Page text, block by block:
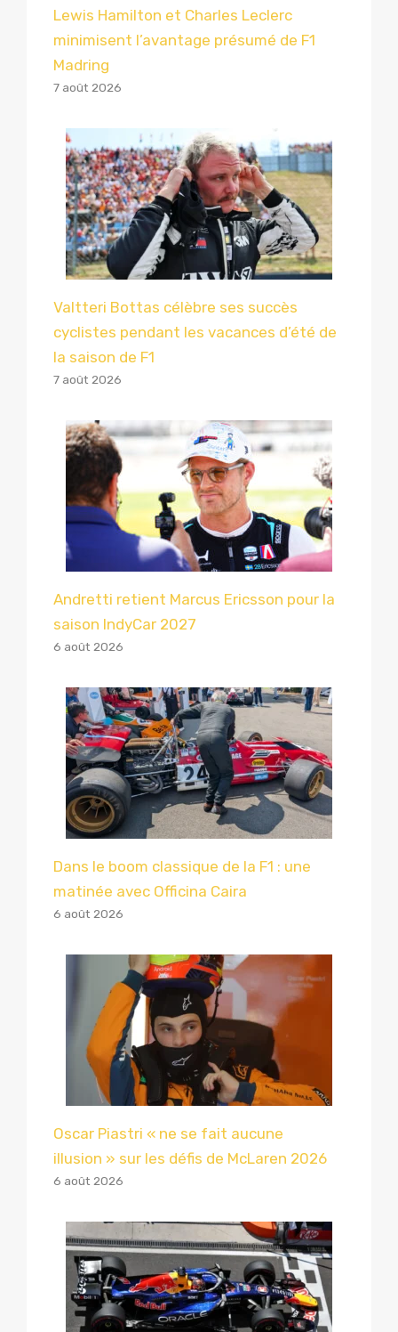
Lewis Hamilton et Charles Leclerc
minimisent l’avantage présumé de F1
Madring
7 août 2026
Valtteri Bottas célèbre ses succès
cyclistes pendant les vacances d’été de
la saison de F1
7 août 2026
Andretti retient Marcus Ericsson pour la
saison IndyCar 2027
6 août 2026
Dans le boom classique de la F1 : une
matinée avec Officina Caira
6 août 2026
Oscar Piastri « ne se fait aucune
illusion » sur les défis de McLaren 2026
6 août 2026